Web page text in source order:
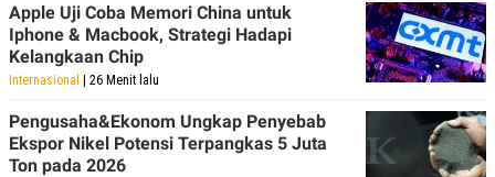
Apple Uji Coba Memori China untuk
Iphone & Macbook, Strategi Hadapi
Kelangkaan Chip
Internasional | 26 Menit lalu
Pengusaha&Ekonom Ungkap Penyebab
Ekspor Nikel Potensi Terpangkas 5 Juta
Ton pada 2026